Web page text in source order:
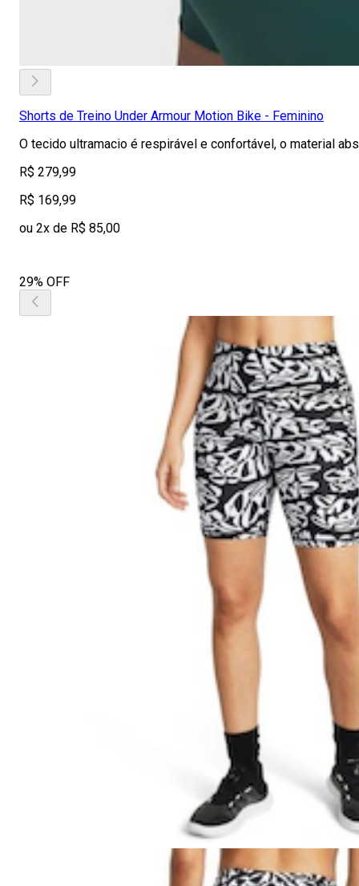
Shorts de Treino Under Armour Motion Bike - Feminino
O tecido ultramacio é respirável e confortável, o material
R$ 279,99
R$ 169,99
ou 2x de R$ 85,00
29% OFF